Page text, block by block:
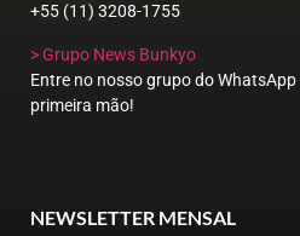
+55 (11) 3208-1755
> Grupo News Bunkyo
Entre no nosso grupo do
primeira mão!
NEWSLETTER MENSAL